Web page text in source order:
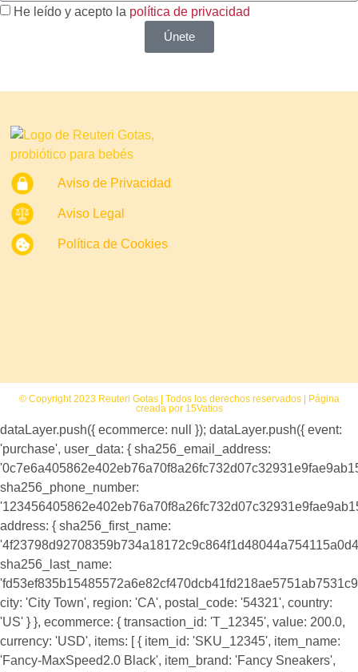
He leído y acepto la política de privacidad
Únete
Aviso de Privacidad
Aviso Legal
Política de Cookies
© Copyright 2023 Reuteri Gotas | Todos los derechos reservados | Página
creada por 15Vatios
dataLayer.push({ ecommerce: null }); dataLayer.push({ event:
'purchase', user_data: { sha256_email_address:
sha256_phone_number:
address: { sha256_first_name:
sha256_last_name:
city: 'City Town', region: 'CA', postal_code: '54321', country:
'US' } }, ecommerce: { transaction_id: 'T_12345', value: 200.0,
currency: 'USD', items: [ { item_id: 'SKU_12345', item_name:
'Fancy-MaxSpeed2.0 Black', item_brand: 'Fancy Sneakers',